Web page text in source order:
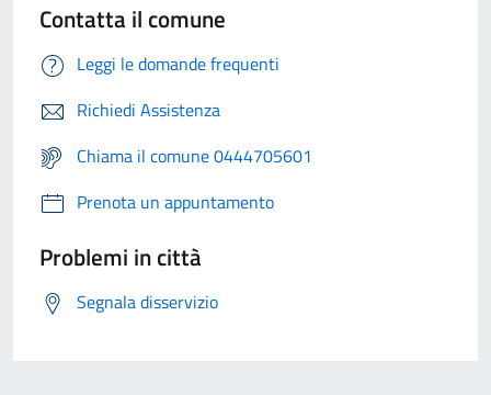
Contatta il comune
Leggi le domande frequenti
Richiedi Assistenza
Chiama il comune 0444705601
Prenota un appuntamento
Problemi in città
Segnala disservizio